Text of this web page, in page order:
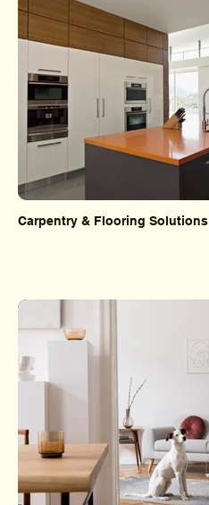
Carpentry & Flooring Solutions